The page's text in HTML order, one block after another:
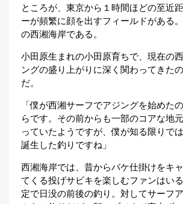
ところが、東京から１時間ほどの至近
ーが頻繁に顔を出すフィールドがある
の西湘海岸である。
小田原生まれの小田原育ちで、現在の
ングの盛り上がりに深く関わってきた
だ。
「僕が西湘サーフでアジングを始めた
らです。その前からも一部のコアな地
っていたようですが、僕が知る限りで
誕生した釣りですね」
西湘海岸では、昔からバケ仕掛けをキ
てくる投げサビキを楽しむファンはい
定で日没の前後の釣り。対してサーフ
場
編
集
部
お
す
め
釣
り
具